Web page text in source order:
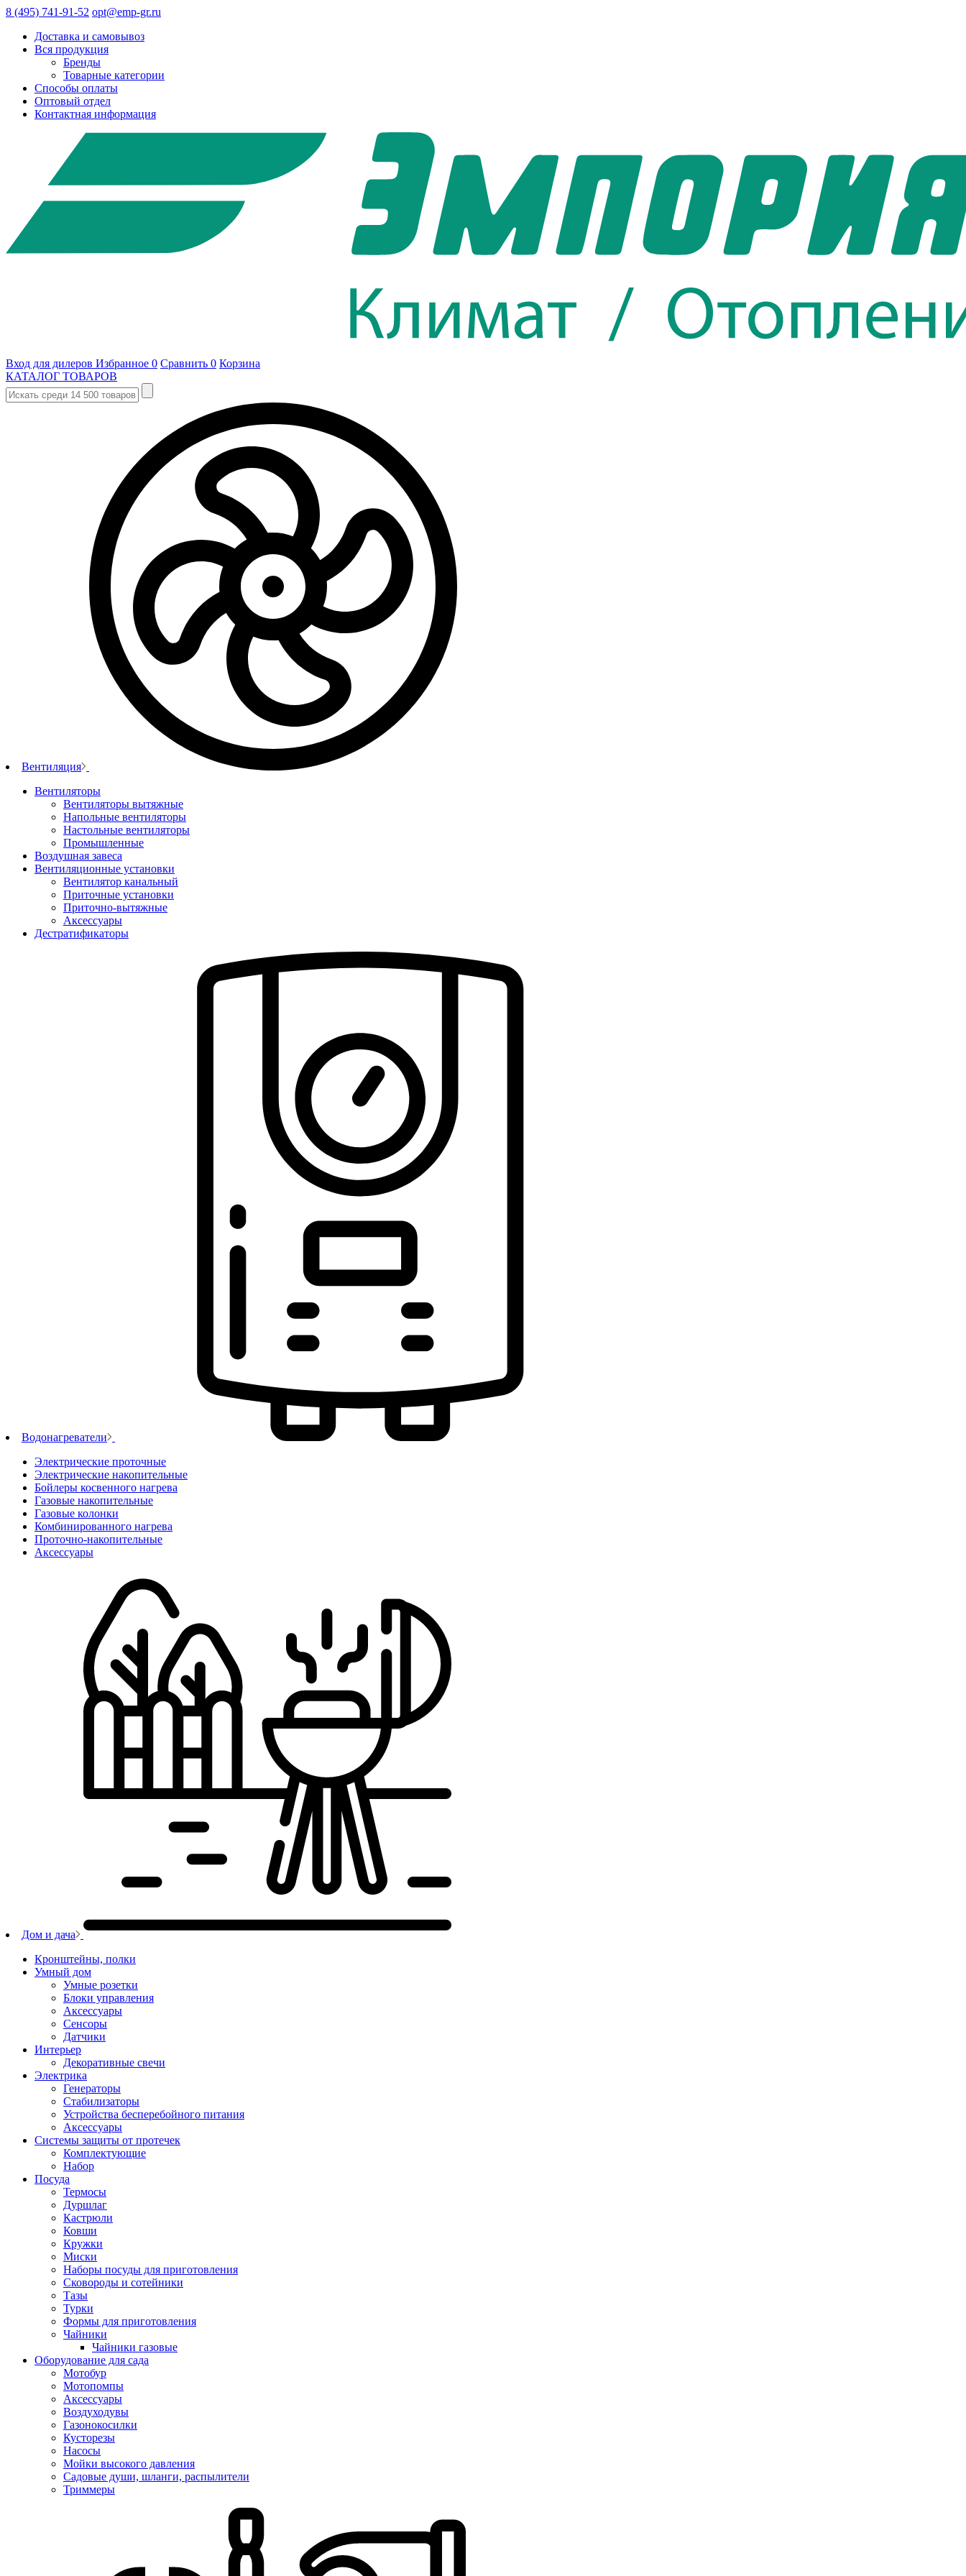
8 (495) 741-91-52 opt@emp-gr.ru
Доставка и самовывоз
Вся продукция
Бренды
Товарные категории
Способы оплаты
Оптовый отдел
Контактная информация
Вход для дилеров Избранное 0 Сравнить 0 Корзина
КАТАЛОГ ТОВАРОВ
Вентиляция
Вентиляторы
Вентиляторы вытяжные
Напольные вентиляторы
Настольные вентиляторы
Промышленные
Воздушная завеса
Вентиляционные установки
Вентилятор канальный
Приточные установки
Приточно-вытяжные
Аксессуары
Дестратификаторы
Водонагреватели
Электрические проточные
Электрические накопительные
Бойлеры косвенного нагрева
Газовые накопительные
Газовые колонки
Комбинированного нагрева
Проточно-накопительные
Аксессуары
Дом и дача
Кронштейны, полки
Умный дом
Умные розетки
Блоки управления
Аксессуары
Сенсоры
Датчики
Интерьер
Декоративные свечи
Электрика
Генераторы
Стабилизаторы
Устройства бесперебойного питания
Аксессуары
Системы защиты от протечек
Комплектующие
Набор
Посуда
Термосы
Дуршлаг
Кастрюли
Ковши
Кружки
Миски
Наборы посуды для приготовления
Сковороды и сотейники
Тазы
Турки
Формы для приготовления
Чайники
Чайники газовые
Оборудование для сада
Мотобур
Мотопомпы
Аксессуары
Воздуходувы
Газонокосилки
Кусторезы
Насосы
Мойки высокого давления
Садовые души, шланги, распылители
Триммеры